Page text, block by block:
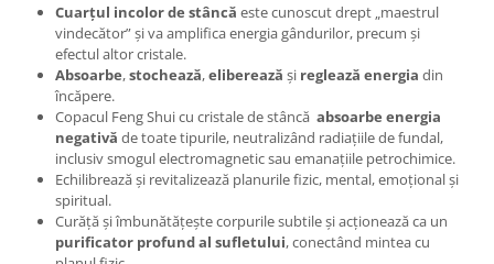
Cuarțul incolor de stâncă este cunoscut drept „maestrul
vindecător” și va amplifica energia gândurilor, precum și
efectul altor cristale.
Absoarbe,stochează,eliberează și reglează energia din
încăpere.
Copacul Feng Shui cu cristale de stâncă absoarbe energia
negativă de toate tipurile, neutralizând radiațiile de fundal,
inclusiv smogul electromagnetic sau emanațiile petrochimice.
Echilibrează și revitalizează planurile fizic, mental, emoțional și
spiritual.
Curăță și îmbunătățește corpurile subtile și acționează ca un
purificator profund al sufletului, conectând mintea cu